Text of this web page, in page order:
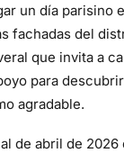
un día parisino
fachadas del
que invita a
para descubrir
agradable.
de abril de